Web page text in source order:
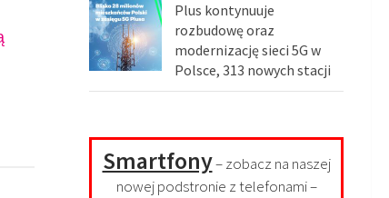
Plus kontynuuje
rozbudowę oraz
modernizację sieci 5G w
Polsce, 313 nowych stacji
Smartfony– zobacz na naszej
nowej podstronie z telefonami –